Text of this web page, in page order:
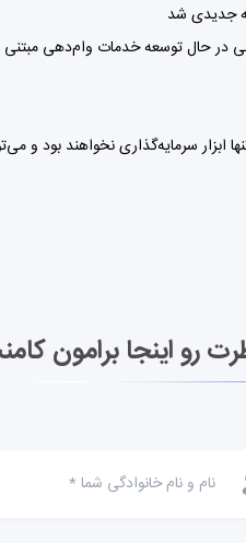
رو اینجا برامون